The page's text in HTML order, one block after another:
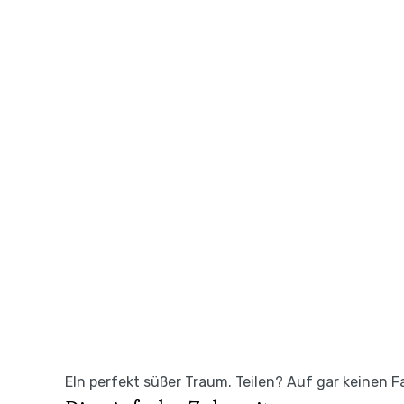
EIn perfekt süßer Traum. Teilen? Auf gar keinen